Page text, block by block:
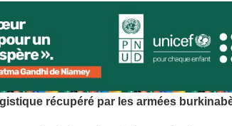
récupéré par les armées